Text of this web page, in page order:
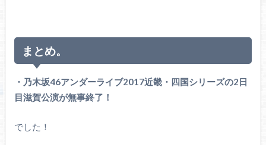
まとめ。
・乃木坂46アンダーライブ2017近畿・四国シリーズの2日
目滋賀公演が無事終了！
でした！